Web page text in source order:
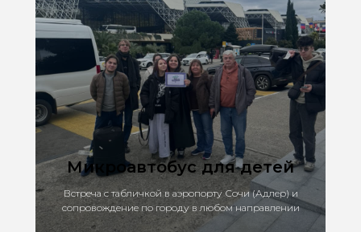
Микроавтобус для детей
Встреча с табличкой в аэропорту Сочи (Адлер) и
сопровождение по городу в любом направлении